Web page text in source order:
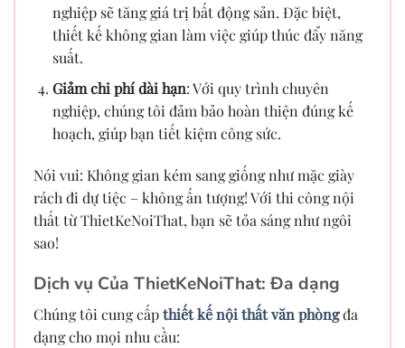
nghiệp sẽ tăng giá trị bất động sản. Đặc biệt,
thiết kế không gian làm việc giúp thúc đẩy năng
suất.
Giảm chi phí dài hạn: Với quy trình chuyên
nghiệp, chúng tôi đảm bảo hoàn thiện đúng kế
hoạch, giúp bạn tiết kiệm công sức.
Nói vui: Không gian kém sang giống như mặc giày
rách đi dự tiệc – không ấn tượng! Với thi công nội
thất từ ThietKeNoiThat, bạn sẽ tỏa sáng như ngôi
sao!
Dịch vụ Của ThietKeNoiThat: Đa dạng
Chúng tôi cung cấpthiết kế nội thất văn phòngđa
dạng cho mọi nhu cầu: